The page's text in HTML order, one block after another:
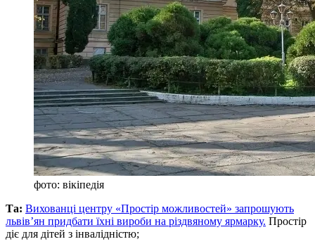
фото: вікіпедія
Та: Вихованці центру «Простір можливостей» запрошують
львів’ян придбати їхні вироби на різдвяному ярмарку. Простір
діє для дітей з інвалідністю;